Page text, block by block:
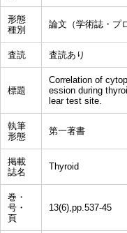
形態
種別
論文（学術誌・プ
査読 査読あり
標題
Correlation of
ession during
lear test site.
執筆
形態
第一著書
掲載
誌名
Thyroid
巻・
号・
頁
13(6),pp.537-45